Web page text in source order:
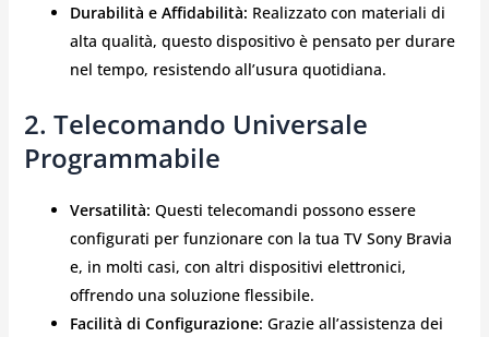
Durabilità e Affidabilità: Realizzato con materiali di
alta qualità, questo dispositivo è pensato per durare
nel tempo, resistendo all’usura quotidiana.
2. Telecomando Universale
Programmabile
Versatilità: Questi telecomandi possono essere
configurati per funzionare con la tua TV Sony Bravia
e, in molti casi, con altri dispositivi elettronici,
offrendo una soluzione flessibile.
Facilità di Configurazione: Grazie all’assistenza dei